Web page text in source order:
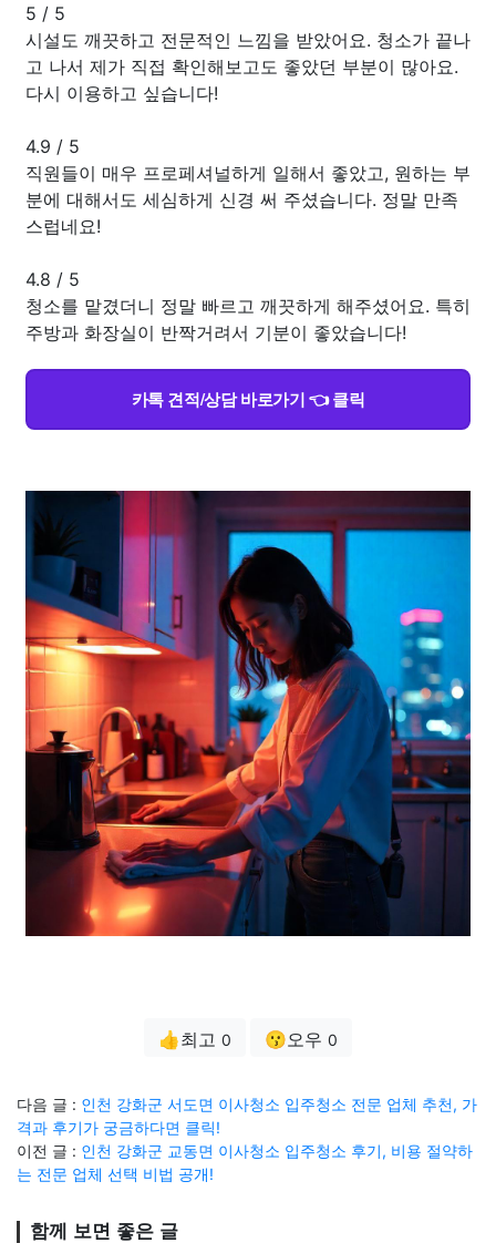
5 / 5
시설도 깨끗하고 전문적인 느낌을 받았어요. 청소가 끝나
고 나서 제가 직접 확인해보고도 좋았던 부분이 많아요.
다시 이용하고 싶습니다!
4.9 / 5
직원들이 매우 프로페셔널하게 일해서 좋았고, 원하는 부
분에 대해서도 세심하게 신경 써 주셨습니다. 정말 만족
스럽네요!
4.8 / 5
청소를 맡겼더니 정말 빠르고 깨끗하게 해주셨어요. 특히
주방과 화장실이 반짝거려서 기분이 좋았습니다!
카톡 견적/상담 바로가기 👈 클릭
👍최고 0 😗오우 0
다음 글 : 인천 강화군 서도면 이사청소 입주청소 전문 업체 추천, 가
격과 후기가 궁금하다면 클릭!
이전 글 : 인천 강화군 교동면 이사청소 입주청소 후기, 비용 절약하
는 전문 업체 선택 비법 공개!
함께 보면 좋은 글